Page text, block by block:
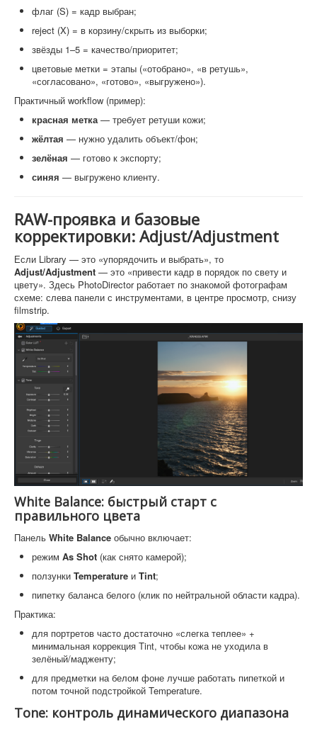
флаг (S) = кадр выбран;
reject (X) = в корзину/скрыть из выборки;
звёзды 1–5 = качество/приоритет;
цветовые метки = этапы («отобрано», «в ретушь»,
«согласовано», «готово», «выгружено»).
Практичный workflow (пример):
красная метка— требует ретуши кожи;
жёлтая — нужно удалить объект/фон;
зелёная — готово к экспорту;
синяя — выгружено клиенту.
RAW-проявка и базовые
корректировки: Adjust/Adjustment
Если Library — это «упорядочить и выбрать», то
Adjust/Adjustment — это «привести кадр в порядок по свету и
цвету». Здесь PhotoDirector работает по знакомой фотографам
схеме: слева панели с инструментами, в центре просмотр, снизу
filmstrip.
White Balance: быстрый старт с
правильного цвета
Панель White Balance обычно включает:
режим As Shot (как снято камерой);
ползунки Temperature и Tint;
пипетку баланса белого (клик по нейтральной области кадра).
Практика:
для портретов часто достаточно «слегка теплее» +
минимальная коррекция Tint, чтобы кожа не уходила в
зелёный/мадженту;
для предметки на белом фоне лучше работать пипеткой и
потом точной подстройкой Temperature.
Tone: контроль динамического диапазона